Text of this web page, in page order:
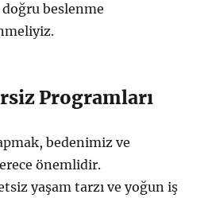
beslenme
Programları
bedenimiz ve
önemlidir.
yaşam tarzı ve yoğun iş